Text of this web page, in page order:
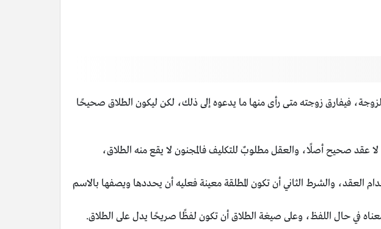
فيفارق زوجته متى رأى منها ما يدعوه إلى ذلك، لكن ليكون الطلاق صحيحًا
لا عقد صحيح أصلًا، والعقل مطلوبٌ للتكليف فالمجنون لا يقع منه الطلاق،
والشرط الثاني أن تكون المطلقة معينة فعليه أن يحددها ويصفها بالاسم
في حال اللفظ، وعلى صيغة الطلاق أن تكون لفظًا صريحًا يدل على الطلاق.